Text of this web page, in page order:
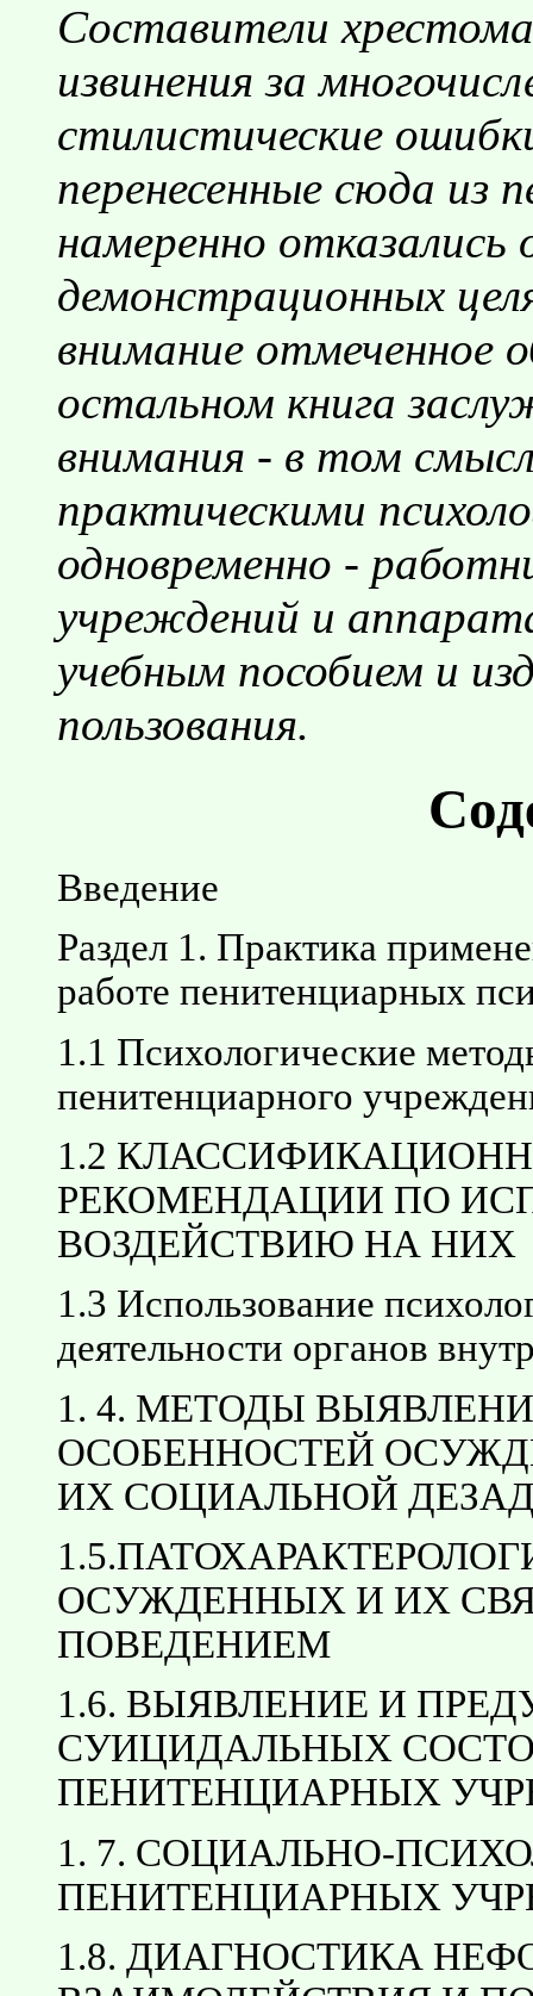
Составители
извинения за
стилистические
перенесенные сюда из
намеренно отказались
демонстрационных
внимание отмеченное
остальном книга
внимания - в том
практическими
одновременно -
учреждений и
учебным пособием и
пользования.
Введение
Раздел 1. Практика
работе пенитенциарных
1.1 Психологические
пенитенциарного
1.2
РЕКОМЕНДАЦИИ ПО
ВОЗДЕЙСТВИЮ НА НИХ
1.3 Использование
деятельности органов
1. 4. МЕТОДЫ
ОСОБЕННОСТЕЙ
ИХ СОЦИАЛЬНОЙ
ОСУЖДЕННЫХ И ИХ
ПОВЕДЕНИЕМ
1.6. ВЫЯВЛЕНИЕ И
СУИЦИДАЛЬНЫХ
ПЕНИТЕНЦИАРНЫХ
1. 7. СОЦИАЛЬНО-
ПЕНИТЕНЦИАРНЫХ
1.8. ДИАГНОСТИКА